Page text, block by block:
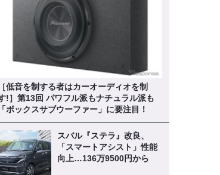
［低音を制する者はカーオーディオを制
!］第13回 パワフル派もナチュラル派も
「ボックスサブウーファー」に要注目！
スバル『ステラ』改良、
「スマートアシスト」性能
向上…136万9500円から